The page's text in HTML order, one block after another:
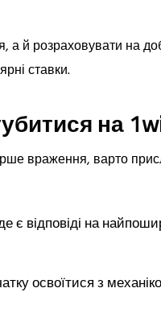
а й розраховувати на
ставки.
на
враження, варто
є відповіді на
освоїтися з